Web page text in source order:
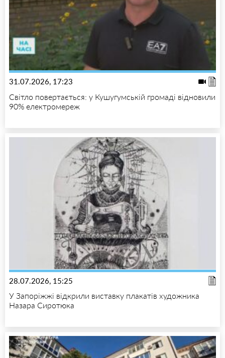
31.07.2026, 17:23
Світло повертається: у Кушугумській громаді відновили
90% електромереж
28.07.2026, 15:25
У Запоріжжі відкрили виставку плакатів художника
Назара Сиротюка